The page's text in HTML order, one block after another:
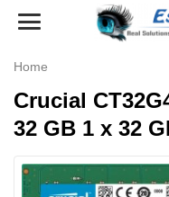
Toggle
Home
Crucial
32 GB 1 x 32